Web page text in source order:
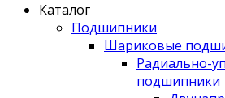
Каталог
Подшипники
Шариковые
Радиально-
подшипники